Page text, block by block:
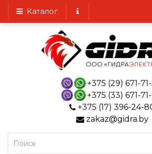
Каталог
+375 (29) 671-
+375 (33) 671-
+375 (17) 396-24-
zakaz@gidra.by